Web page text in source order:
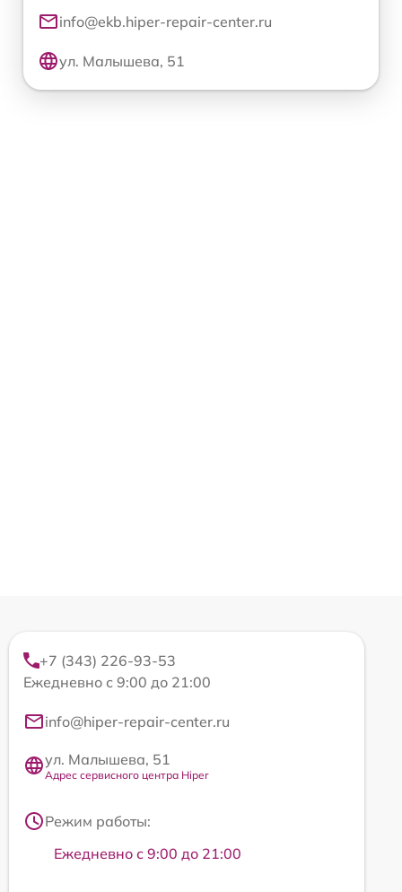
info@ekb.hiper-repair-center.ru
ул. Малышева, 51
+7 (343) 226-93-53
Ежедневно с 9:00 до 21:00
info@hiper-repair-center.ru
ул. Малышева, 51
Адрес сервисного центра Hiper
Режим работы:
Ежедневно с 9:00 до 21:00